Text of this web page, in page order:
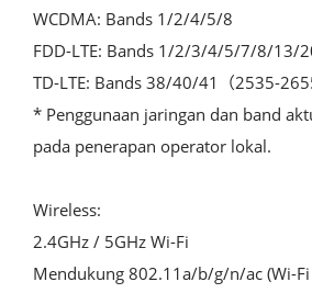
WCDMA: Bands 1/2/4/5/8
FDD-LTE: Bands 1/2/3/4/5/7/8/13/
TD-LTE: Bands 38/40/41（2535-
* Penggunaan jaringan dan band
pada penerapan operator lokal.
Wireless:
2.4GHz / 5GHz Wi-Fi
Mendukung 802.11a/b/g/n/ac (Wi-Fi